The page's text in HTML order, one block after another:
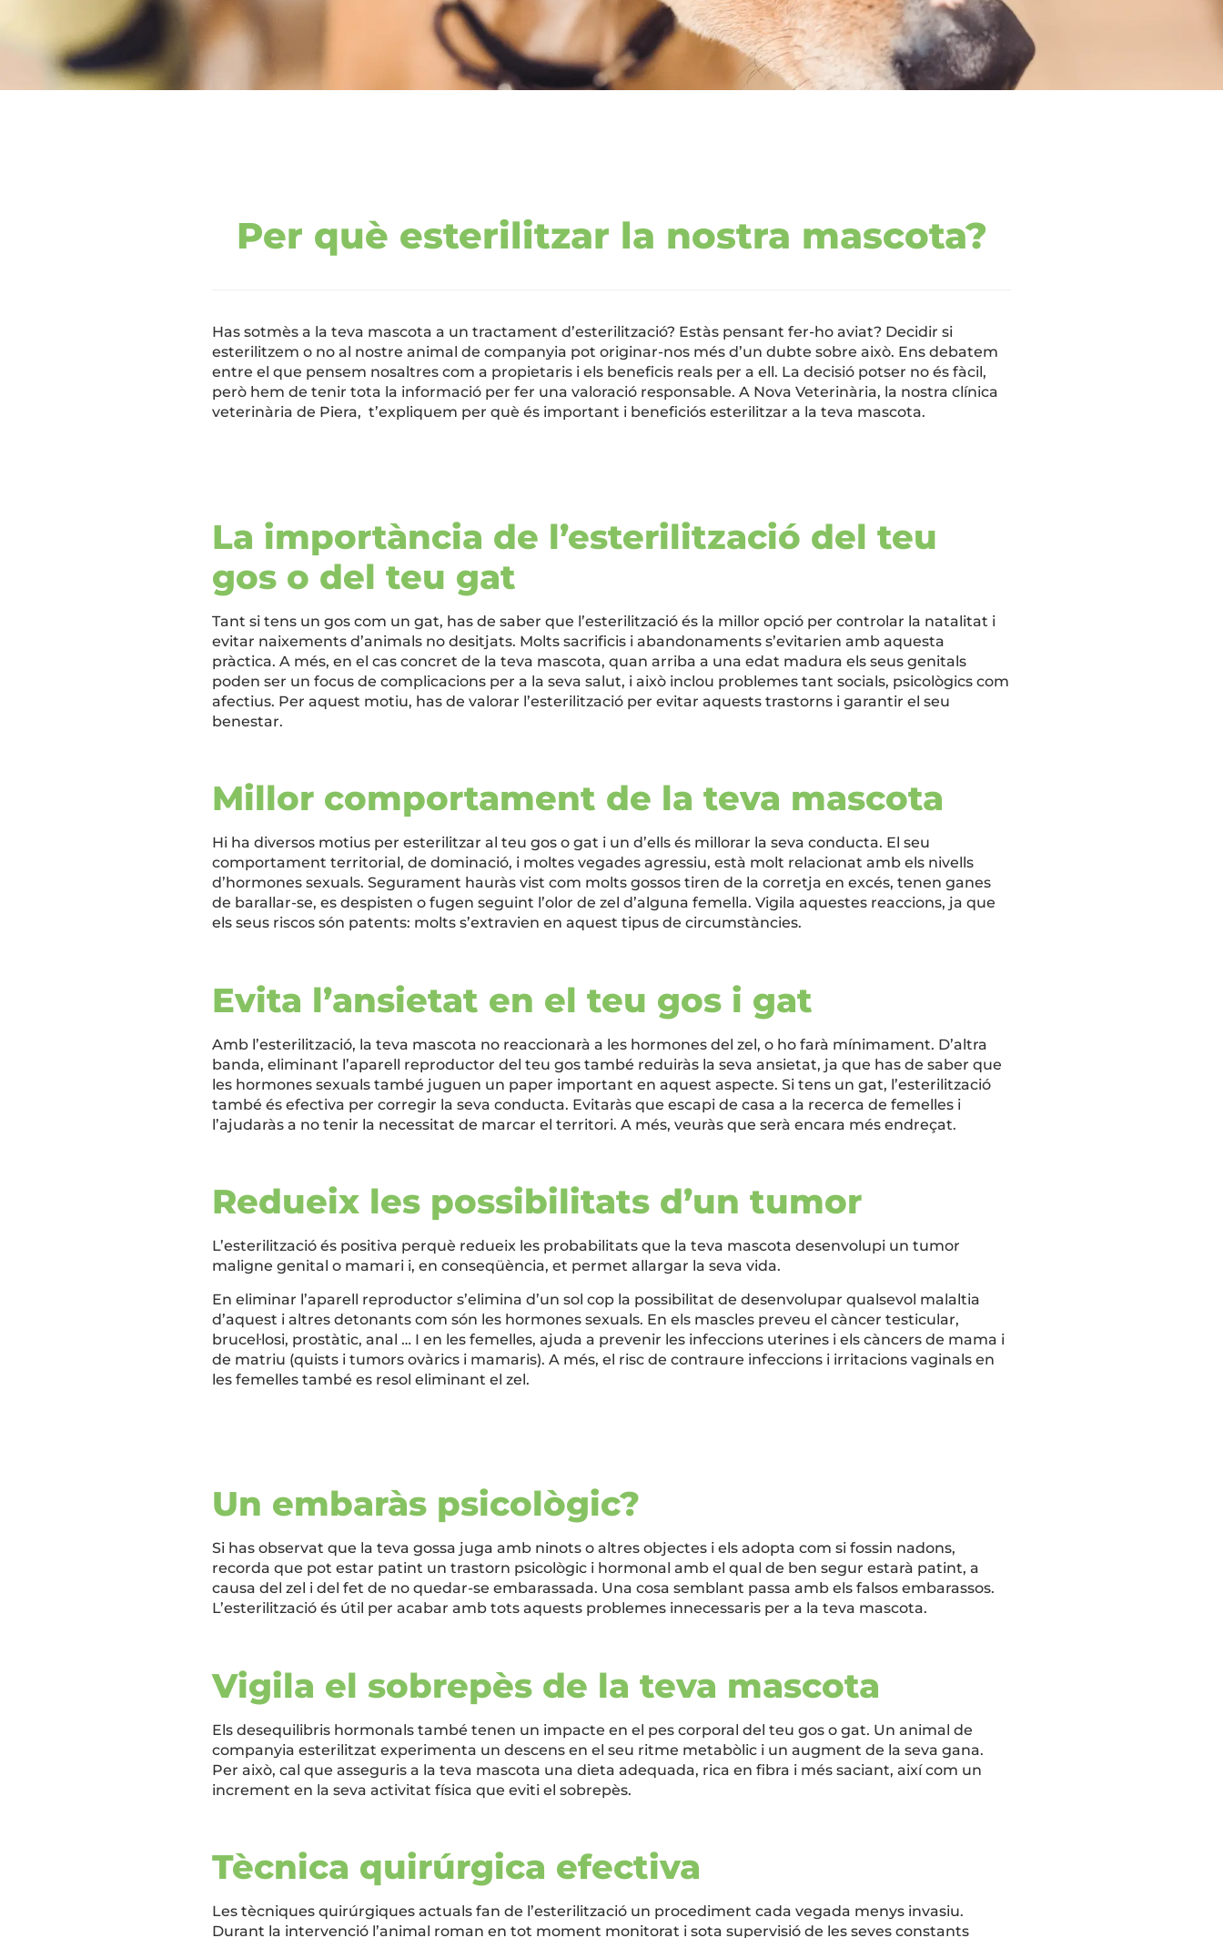
Per què esterilitzar la nostra mascota?
Has sotmès a la teva mascota a un tractament d’esterilització? Estàs pensant fer-ho aviat? Decidir si
esterilitzem o no al nostre animal de companyia pot originar-nos més d’un dubte sobre això. Ens debatem
entre el que pensem nosaltres com a propietaris i els beneficis reals per a ell. La decisió potser no és fàcil,
però hem de tenir tota la informació per fer una valoració responsable. A Nova Veterinària, la nostra clínica
veterinària de Piera, t’expliquem per què és important i beneficiós esterilitzar a la teva mascota.
La importància de l’esterilització del teu
gos o del teu gat
Tant si tens un gos com un gat, has de saber que l’esterilització és la millor opció per controlar la natalitat i
evitar naixements d’animals no desitjats. Molts sacrificis i abandonaments s’evitarien amb aquesta
pràctica. A més, en el cas concret de la teva mascota, quan arriba a una edat madura els seus genitals
poden ser un focus de complicacions per a la seva salut, i això inclou problemes tant socials, psicològics com
afectius. Per aquest motiu, has de valorar l’esterilització per evitar aquests trastorns i garantir el seu
benestar.
Millor comportament de la teva mascota
Hi ha diversos motius per esterilitzar al teu gos o gat i un d’ells és millorar la seva conducta. El seu
comportament territorial, de dominació, i moltes vegades agressiu, està molt relacionat amb els nivells
d’hormones sexuals. Segurament hauràs vist com molts gossos tiren de la corretja en excés, tenen ganes
de barallar-se, es despisten o fugen seguint l’olor de zel d’alguna femella. Vigila aquestes reaccions, ja que
els seus riscos són patents: molts s’extravien en aquest tipus de circumstàncies.
Evita l’ansietat en el teu gos i gat
Amb l’esterilització, la teva mascota no reaccionarà a les hormones del zel, o ho farà mínimament. D’altra
banda, eliminant l’aparell reproductor del teu gos també reduiràs la seva ansietat, ja que has de saber que
les hormones sexuals també juguen un paper important en aquest aspecte. Si tens un gat, l’esterilització
també és efectiva per corregir la seva conducta. Evitaràs que escapi de casa a la recerca de femelles i
l’ajudaràs a no tenir la necessitat de marcar el territori. A més, veuràs que serà encara més endreçat.
Redueix les possibilitats d’un tumor
L’esterilització és positiva perquè redueix les probabilitats que la teva mascota desenvolupi un tumor
maligne genital o mamari i, en conseqüència, et permet allargar la seva vida.
En eliminar l’aparell reproductor s’elimina d’un sol cop la possibilitat de desenvolupar qualsevol malaltia
d’aquest i altres detonants com són les hormones sexuals. En els mascles preveu el càncer testicular,
brucel·losi, prostàtic, anal … I en les femelles, ajuda a prevenir les infeccions uterines i els càncers de mama i
de matriu (quists i tumors ovàrics i mamaris). A més, el risc de contraure infeccions i irritacions vaginals en
les femelles també es resol eliminant el zel.
Un embaràs psicològic?
Si has observat que la teva gossa juga amb ninots o altres objectes i els adopta com si fossin nadons,
recorda que pot estar patint un trastorn psicològic i hormonal amb el qual de ben segur estarà patint, a
causa del zel i del fet de no quedar-se embarassada. Una cosa semblant passa amb els falsos embarassos.
L’esterilització és útil per acabar amb tots aquests problemes innecessaris per a la teva mascota.
Vigila el sobrepès de la teva mascota
Els desequilibris hormonals també tenen un impacte en el pes corporal del teu gos o gat. Un animal de
companyia esterilitzat experimenta un descens en el seu ritme metabòlic i un augment de la seva gana.
Per això, cal que asseguris a la teva mascota una dieta adequada, rica en fibra i més saciant, així com un
increment en la seva activitat física que eviti el sobrepès.
Tècnica quirúrgica efectiva
Les tècniques quirúrgiques actuals fan de l’esterilització un procediment cada vegada menys invasiu.
Durant la intervenció l’animal roman en tot moment monitorat i sota supervisió de les seves constants